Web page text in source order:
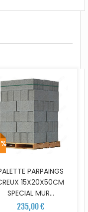
PARPAINGS
15X20X50CM
SPECIAL MUR...
235,00 €